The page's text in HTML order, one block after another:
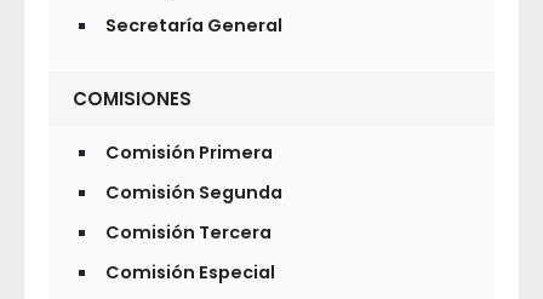
Secretaría General
COMISIONES
Comisión Primera
Comisión Segunda
Comisión Tercera
Comisión Especial